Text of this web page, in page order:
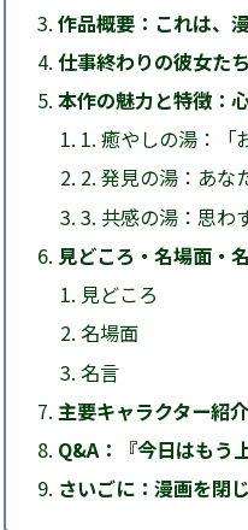
作品概要：これは、
仕事終わりの彼女た
本作の魅力と特徴：
1. 癒やしの湯：「
2. 発見の湯：あな
3. 共感の湯：思わ
見どころ・名場面・
見どころ
名場面
名言
主要キャラクター紹
Q&A：『今日はもう
さいごに：漫画を閉